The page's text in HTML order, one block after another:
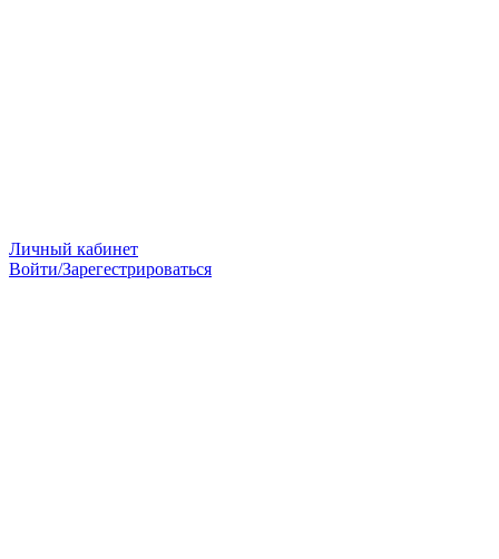
Личный кабинет
Войти/Зарегестрироваться